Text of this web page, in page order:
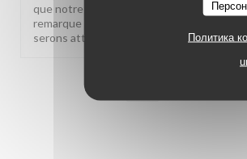
Политика
que notre équipe et l'ambiance vous
remarque sur le rapport qualité-prix est
serons attentifs. À très bientôt !